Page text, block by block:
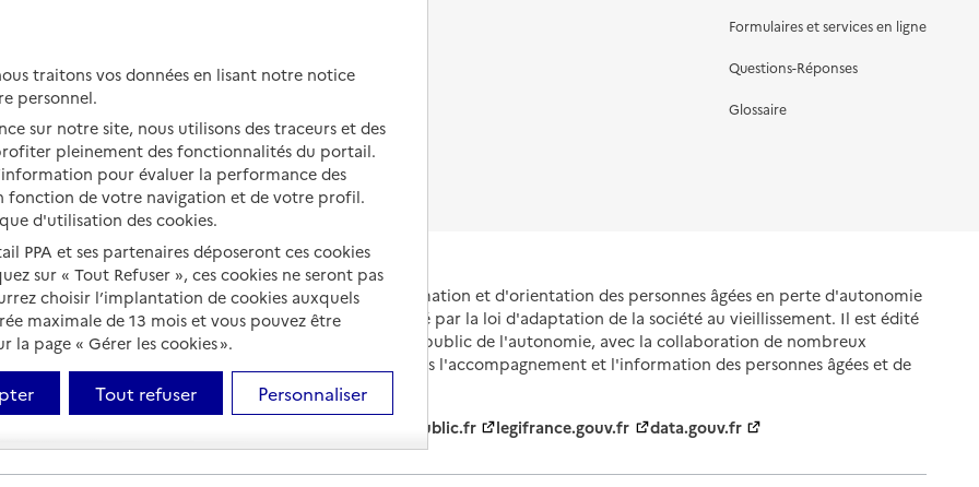
Droits en EHPAD
Fin de vie en EHPAD
Formulaires et services en ligne
Questions-Réponses
Glossaire
Portail national d'information et d'orientation des personnes âgées en perte d'autonomie
et de leurs proches, créé par la loi d'adaptation de la société au vieillissement. Il est édité
et animé par le Service public de l'autonomie, avec la collaboration de nombreux
partenaires engagés dans l'accompagnement et l'information des personnes âgées et de
leurs aidants.
service-public.fr legifrance.gouv.fr data.gouv.fr
traitons vos données en lisant notre notice
personnel.
sur notre site, nous utilisons des traceurs et des
pleinement des fonctionnalités du portail.
pour évaluer la performance des
fonction de votre navigation et de votre profil.
d'utilisation des cookies.
PPA et ses partenaires déposeront ces cookies
sur « Tout Refuser », ces cookies ne seront pas
choisir l’implantation de cookies auxquels
maximale de 13 mois et vous pouvez être
page « Gérer les cookies ».
Tout refuser Personnaliser